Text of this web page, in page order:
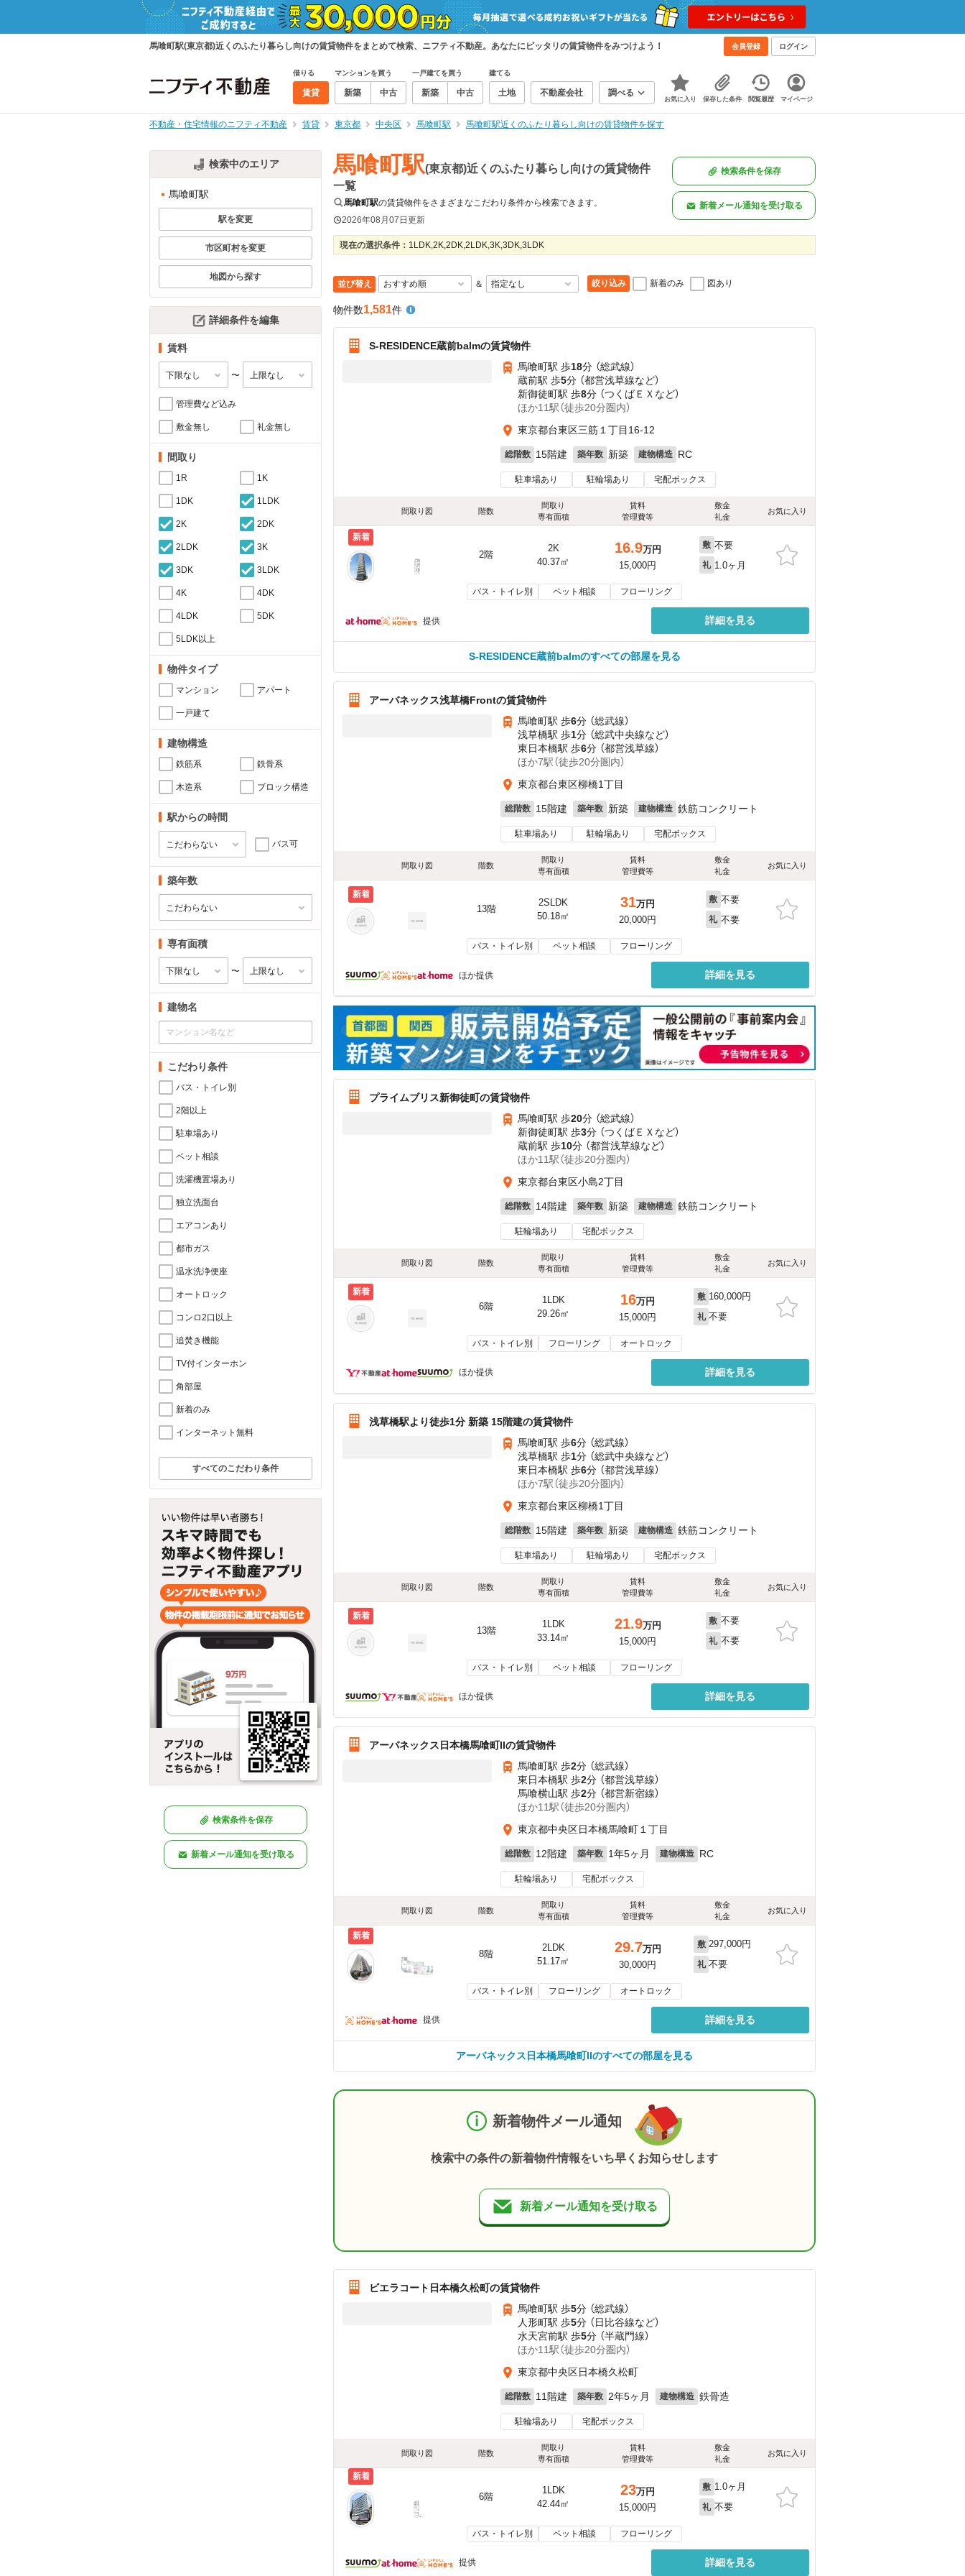
馬喰町駅(東京都)近くのふたり暮らし向けの賃貸物件をまとめて検索、ニフティ不動産。あなたにピッタリの賃貸物件をみつけよう！ 会員登録 ログイン
借りる
賃貸
マンションを買う
新築 中古
一戸建てを買う
新築 中古
建てる
土地 不動産会社 調べる
お気に入り 保存した条件 閲覧履歴 マイページ
不動産・住宅情報のニフティ不動産 賃貸 東京都 中央区 馬喰町駅 馬喰町駅近くのふたり暮らし向けの賃貸物件を探す
検索中のエリア
馬喰町駅
駅を変更
市区町村を変更
地図から探す
詳細条件を編集
賃料
〜
管理費など込み
敷金無し 礼金無し
間取り
1R 1K
1DK 1LDK
2K 2DK
2LDK 3K
3DK 3LDK
4K 4DK
4LDK 5DK
5LDK以上
物件タイプ
マンション アパート
一戸建て
建物構造
鉄筋系 鉄骨系
木造系 ブロック構造
駅からの時間
バス可
築年数
専有面積
〜
建物名
こだわり条件
バス・トイレ別
2階以上
駐車場あり
ペット相談
洗濯機置場あり
独立洗面台
エアコンあり
都市ガス
温水洗浄便座
オートロック
コンロ2口以上
追焚き機能
TV付インターホン
角部屋
新着のみ
インターネット無料
すべてのこだわり条件
検索条件を保存
新着メール通知を受け取る
馬喰町駅(東京都)近くのふたり暮らし向けの賃貸物件
一覧
馬喰町駅の賃貸物件をさまざまなこだわり条件から検索できます。
2026年08月07日更新
検索条件を保存
新着メール通知を受け取る
現在の選択条件： 1LDK,2K,2DK,2LDK,3K,3DK,3LDK
並び替え ＆ 絞り込み 新着のみ 図あり
物件数1,581件
S-RESIDENCE蔵前balmの賃貸物件
馬喰町駅 歩18分 （総武線）
蔵前駅 歩5分 （都営浅草線など）
新御徒町駅 歩8分 （つくばＥＸ など）
ほか11駅（徒歩20分圏内）
東京都台東区三筋１丁目16-12
総階数 15階建 築年数 新築 建物構造 RC
駐車場あり 駐輪場あり 宅配ボックス
間取り図 階数
間取り
専有面積
賃料
管理費等
敷金
礼金
お気に入り
新着
2階
2K
40.37㎡
16.9万円
15,000円
敷 不要
礼 1.0ヶ月
バス・トイレ別 ペット相談 フローリング
提供 詳細を見る
S-RESIDENCE蔵前balmのすべての部屋を見る
アーバネックス浅草橋Frontの賃貸物件
馬喰町駅 歩6分 （総武線）
浅草橋駅 歩1分 （総武中央線など）
東日本橋駅 歩6分 （都営浅草線）
ほか7駅（徒歩20分圏内）
東京都台東区柳橋1丁目
総階数 15階建 築年数 新築 建物構造 鉄筋コンクリート
駐車場あり 駐輪場あり 宅配ボックス
間取り図 階数
間取り
専有面積
賃料
管理費等
敷金
礼金
お気に入り
新着
13階
2SLDK
50.18㎡
31万円
20,000円
敷 不要
礼 不要
バス・トイレ別 ペット相談 フローリング
ほか提供 詳細を見る
プライムブリス新御徒町の賃貸物件
馬喰町駅 歩20分 （総武線）
新御徒町駅 歩3分 （つくばＥＸ など）
蔵前駅 歩10分 （都営浅草線など）
ほか11駅（徒歩20分圏内）
東京都台東区小島2丁目
総階数 14階建 築年数 新築 建物構造 鉄筋コンクリート
駐輪場あり 宅配ボックス
間取り図 階数
間取り
専有面積
賃料
管理費等
敷金
礼金
お気に入り
新着
6階
1LDK
29.26㎡
16万円
15,000円
敷 160,000円
礼 不要
バス・トイレ別 フローリング オートロック
ほか提供 詳細を見る
浅草橋駅より徒歩1分 新築 15階建の賃貸物件
馬喰町駅 歩6分 （総武線）
浅草橋駅 歩1分 （総武中央線など）
東日本橋駅 歩6分 （都営浅草線）
ほか7駅（徒歩20分圏内）
東京都台東区柳橋1丁目
総階数 15階建 築年数 新築 建物構造 鉄筋コンクリート
駐車場あり 駐輪場あり 宅配ボックス
間取り図 階数
間取り
専有面積
賃料
管理費等
敷金
礼金
お気に入り
新着
13階
1LDK
33.14㎡
21.9万円
15,000円
敷 不要
礼 不要
バス・トイレ別 ペット相談 フローリング
ほか提供 詳細を見る
アーバネックス日本橋馬喰町IIの賃貸物件
馬喰町駅 歩2分 （総武線）
東日本橋駅 歩2分 （都営浅草線）
馬喰横山駅 歩2分 （都営新宿線）
ほか11駅（徒歩20分圏内）
東京都中央区日本橋馬喰町１丁目
総階数 12階建 築年数 1年5ヶ月 建物構造 RC
駐輪場あり 宅配ボックス
間取り図 階数
間取り
専有面積
賃料
管理費等
敷金
礼金
お気に入り
新着
8階
2LDK
51.17㎡
29.7万円
30,000円
敷 297,000円
礼 不要
バス・トイレ別 フローリング オートロック
提供 詳細を見る
アーバネックス日本橋馬喰町IIのすべての部屋を見る
新着物件メール通知
検索中の条件の新着物件情報をいち早くお知らせします
新着メール通知を受け取る
ビエラコート日本橋久松町の賃貸物件
馬喰町駅 歩5分 （総武線）
人形町駅 歩5分 （日比谷線など）
水天宮前駅 歩5分 （半蔵門線）
ほか11駅（徒歩20分圏内）
東京都中央区日本橋久松町
総階数 11階建 築年数 2年5ヶ月 建物構造 鉄骨造
駐輪場あり 宅配ボックス
間取り図 階数
間取り
専有面積
賃料
管理費等
敷金
礼金
お気に入り
新着
6階
1LDK
42.44㎡
23万円
15,000円
敷 1.0ヶ月
礼 不要
バス・トイレ別 ペット相談 フローリング
提供 詳細を見る